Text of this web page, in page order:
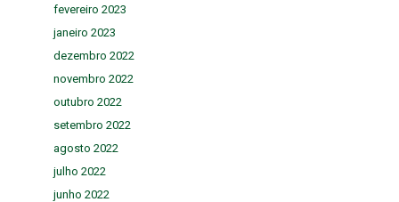
fevereiro 2023
janeiro 2023
dezembro 2022
novembro 2022
outubro 2022
setembro 2022
agosto 2022
julho 2022
junho 2022